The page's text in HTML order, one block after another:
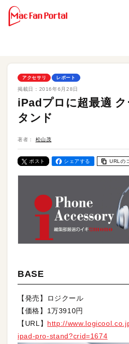
アクセサリ レポート
掲載日： 2016年6月28日
iPadプロに超最適
タンド
著者： 松山茂
ポスト シェアする URLの
BASE
【発売】ロジクール
【価格】1万3910円
【URL】 http://
ipad-pro-stand?crid=1674